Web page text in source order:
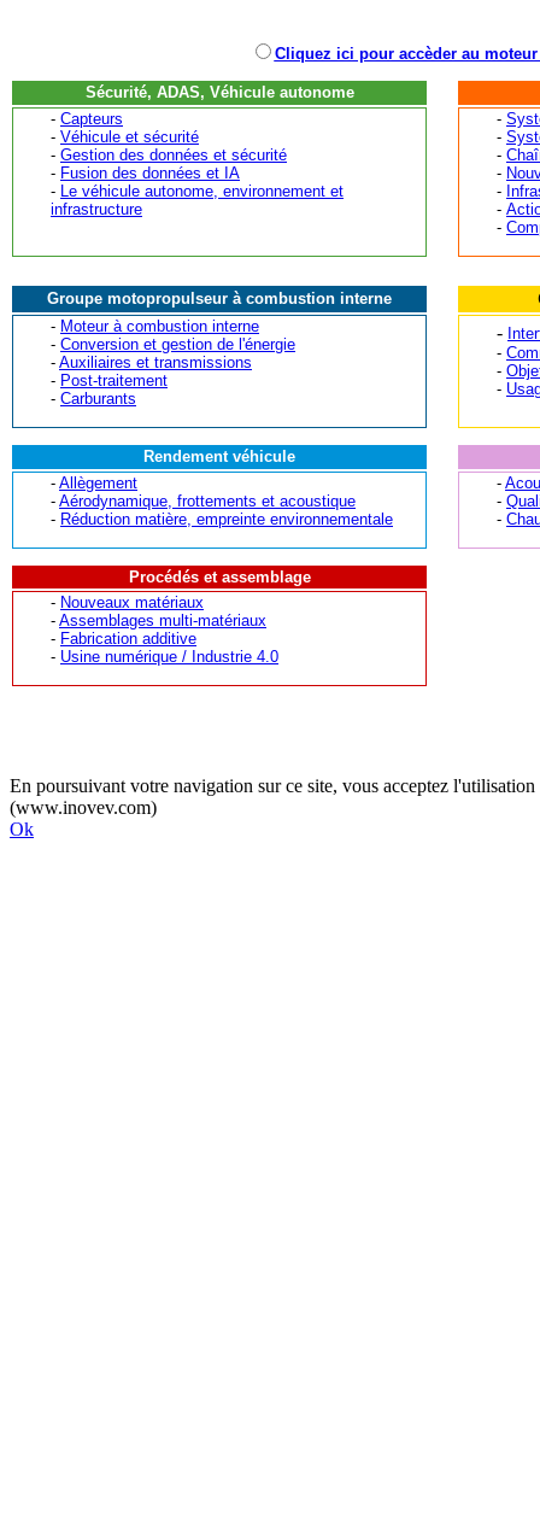
Cliquez ici pour accèder au
Sécurité, ADAS, Véhicule autonome
- Capteurs
- Véhicule et sécurité
- Gestion des données et sécurité
- Fusion des données et IA
- Le véhicule autonome, environnement et
infrastructure
-
-
-
-
-
-
-
Groupe motopropulseur à combustion interne
- Moteur à combustion interne
- Conversion et gestion de l'énergie
- Auxiliaires et transmissions
- Post-traitement
- Carburants
-
-
-
-
Rendement véhicule
- Allègement
- Aérodynamique, frottements et acoustique
- Réduction matière, empreinte environnementale
-
-
-
Procédés et assemblage
- Nouveaux matériaux
- Assemblages multi-matériaux
- Fabrication additive
- Usine numérique / Industrie 4.0
En poursuivant votre navigation sur ce site, vous acceptez
(www.inovev.com)
Ok